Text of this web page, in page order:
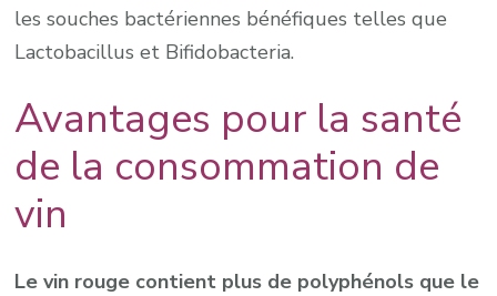
les souches bactériennes bénéfiques telles que
Lactobacillus et Bifidobacteria.
Avantages pour la santé
de la consommation de
vin
Le vin rouge contient plus de polyphénols que le